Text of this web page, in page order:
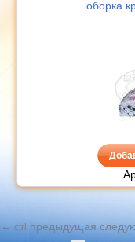
оборка
← ctrl предыдущая